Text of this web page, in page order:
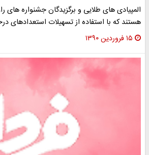
المپیادی های طلایی و برگزیدگان جشنواره های
هستند که با استفاده از تسهیلات استعدادهای
۱۵ فروردین ۱۳۹۰